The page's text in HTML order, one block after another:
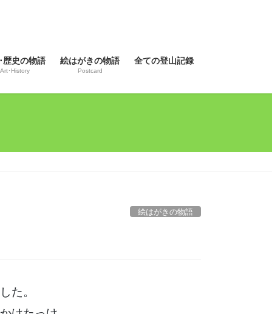
歴史の物語
･History
絵はがきの物語
Postcard
全ての登山記録
絵はがきの物語
た。